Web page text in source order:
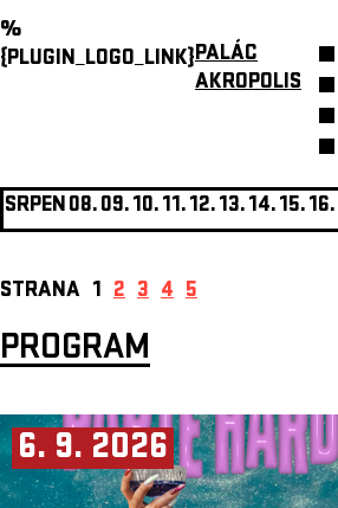
%
{PLUGIN_LOGO_LINK}PALÁC
AKROPOLIS
SRPEN08.09.10.11.12.13.14.15.16.
STRANA 1 2 3 4 5
PROGRAM
6. 9. 2026